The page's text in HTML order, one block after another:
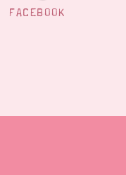
FACEBOOK